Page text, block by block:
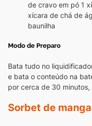
de cravo em pó 1
xícara de chá de
baunilha
Modo de Preparo
Bata tudo no
e bata o conteúdo na
por cerca de 30 minutos,
Sorbet de